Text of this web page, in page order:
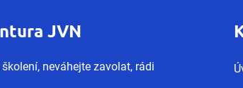
JVN
neváhejte zavolat, rádi